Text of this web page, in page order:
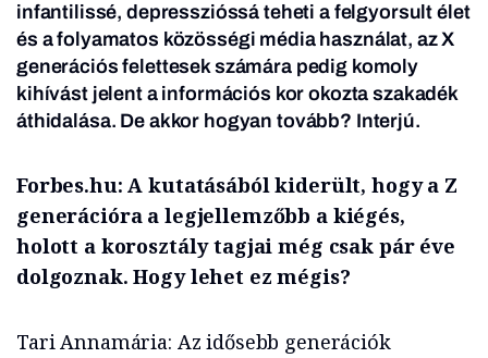
infantilissé, depresszióssá teheti a felgyorsult élet
és a folyamatos közösségi média használat, az X
generációs felettesek számára pedig komoly
kihívást jelent a információs kor okozta szakadék
áthidalása. De akkor hogyan tovább? Interjú.
Forbes.hu: A kutatásából kiderült, hogy a Z
generációra a legjellemzőbb a kiégés,
holott a korosztály tagjai még csak pár éve
dolgoznak. Hogy lehet ez mégis?
Tari Annamária: Az idősebb generációk